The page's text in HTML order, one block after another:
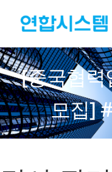
content
바
[중국협력
모집]